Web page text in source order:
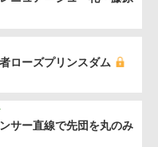
ローズプリンスダム
サー直線で先団を丸のみ